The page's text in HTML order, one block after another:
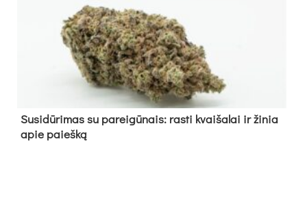
Su­si­dū­ri­mas su pa­rei­gū­nais: ras­ti kvai­ša­lai ir ži­nia
apie paieš­ką